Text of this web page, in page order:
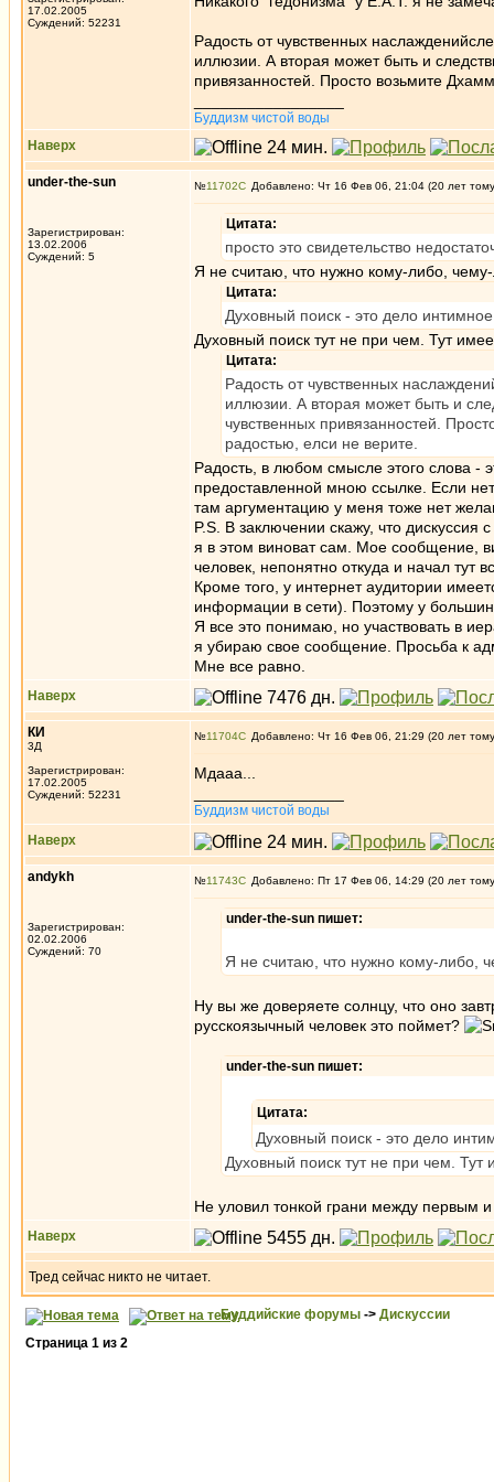
17.02.2005
Суждений: 52231
Радость от чувственных
иллюзии. А вторая может быть и
привязанностей. Просто возьмите
Буддизм чистой воды
Наверх
under-the-sun
Зарегистрирован:
13.02.2006
Суждений: 5
№11702 Добавлено: Чт 16 Фев 06, 21:04 (20 лет
Цитата:
просто это свидетельство
Я не считаю, что нужно кому-либо,
Цитата:
Духовный поиск - это дело интимное
Духовный поиск тут не при чем. Тут
Цитата:
Радость от чувственных
иллюзии. А вторая может быть и
чувственных привязанностей.
радостью, елси не верите.
Радость, в любом смысле этого слова -
предоставленной мною ссылке. Если
там аргументацию у меня тоже нет
P.S. В заключении скажу, что
я в этом виноват сам. Мое сообщение,
человек, непонятно откуда и начал тут
Кроме того, у интернет аудитории
информации в сети). Поэтому у
Я все это понимаю, но участвовать в
я убираю свое сообщение. Просьба к
Мне все равно.
Наверх
КИ
3Д
Зарегистрирован:
17.02.2005
Суждений: 52231
№11704 Добавлено: Чт 16 Фев 06, 21:29 (20 лет
Мдааа...
Буддизм чистой воды
Наверх
andykh
Зарегистрирован:
02.02.2006
Суждений: 70
№11743 Добавлено: Пт 17 Фев 06, 14:29 (20 лет
under-the-sun пишет:
Я не считаю, что нужно кому-либо,
Ну вы же доверяете солнцу, что оно
русскоязычный человек это поймет?
under-the-sun пишет:
Цитата:
Духовный поиск - это дело
Духовный поиск тут не при чем. Тут
Не уловил тонкой грани между первым
Наверх
Тред сейчас никто не читает.
Буддийские форумы -> Дискуссии
Страница 1 из 2